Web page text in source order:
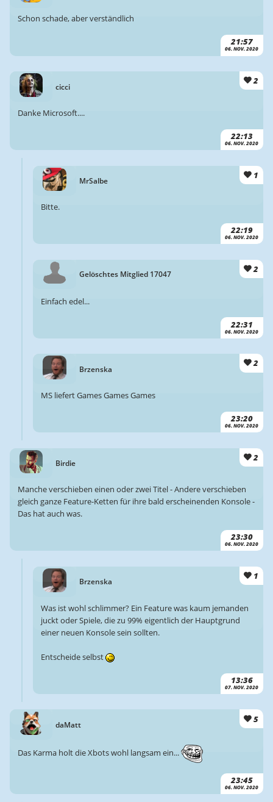
21:57
06. NOV. 2020
Schon schade, aber verständlich
cicci
2
22:13
06. NOV. 2020
Danke Microsoft....
MrSalbe
1
22:19
06. NOV. 2020
Bitte.
Gelöschtes Mitglied 17047 2
22:31
06. NOV. 2020
Einfach edel...
Brzenska
2
23:20
06. NOV. 2020
MS liefert Games Games Games
Birdie
2
23:30
06. NOV. 2020
Manche verschieben einen oder zwei Titel - Andere verschieben
gleich ganze Feature-Ketten für ihre bald erscheinenden Konsole -
Das hat auch was.
Brzenska
1
13:36
07. NOV. 2020
Was ist wohl schlimmer? Ein Feature was kaum jemanden
juckt oder Spiele, die zu 99% eigentlich der Hauptgrund
einer neuen Konsole sein sollten.
Entscheide selbst
daMatt
5
23:45
06. NOV. 2020
Das Karma holt die Xbots wohl langsam ein...